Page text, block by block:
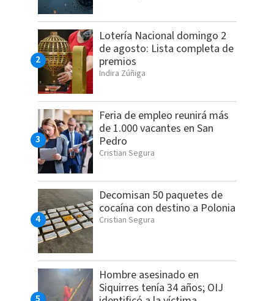
Lotería Nacional domingo 2
de agosto: Lista completa de
premios
Indira Zúñiga
Feria de empleo reunirá más
de 1.000 vacantes en San
Pedro
Cristian Segura
Decomisan 50 paquetes de
cocaína con destino a Polonia
Cristian Segura
Hombre asesinado en
Siquirres tenía 34 años; OIJ